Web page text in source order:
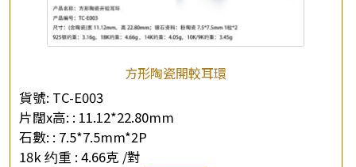
方形陶瓷開較耳環
貨號: TC-E003
片闊x高: : 11.12*22.80mm
石數: : 7.5*7.5mm*2P
18k 约重 : 4.66克 /對